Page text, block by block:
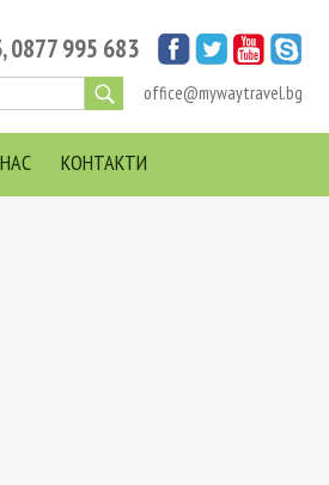
,0877 995 683
office@mywaytravel.bg
КОНТАКТИ